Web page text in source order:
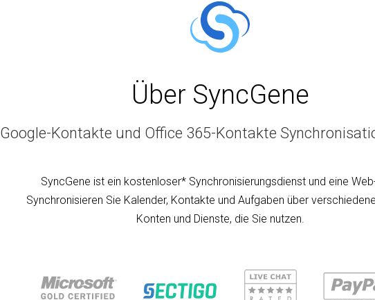
Über SyncGene
Google-Kontakte und Office 365-Kontakte
SyncGene ist ein kostenloser* Synchronisierungsdienst und eine
Synchronisieren Sie Kalender, Kontakte und Aufgaben über
Konten und Dienste, die Sie nutzen.